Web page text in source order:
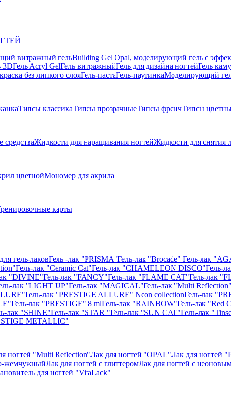
витражный гельBuilding Gel Opal, моделирующий гель с
3DГель Acryl GelГель витражныйГель для дизайна ногтейГель
без липкого слояГель-пастаГель-паутинкаМоделирующий
Типсы классикаТипсы прозрачныеТипсы френчТипсы
Жидкости для наращивания ногтейЖидкости для снятия
цветнойМономер для акрила
карты
гель-лаковГель -лак "PRISMA"Гель-лак "Brocade" Гель-лак
Гель-лак "Ceramic Cat"Гель-лак "CHAMELEON DISCO"Гель-
"DIVINE"Гель-лак "FANCY"Гель-лак "FLAME CAT"Гель-лак
лак "LIGHT UP"Гель-лак "MAGICAL"Гель-лак "Multi Reflection"
Гель-лак "PRESTIGE ALLURE" Neon collectionГель-лак
Гель-лак "PRESTIGE" 8 mlГель-лак "RAINBOW"Гель-лак "Red
лак "SHINE"Гель-лак "STAR "Гель-лак "SUN CAT"Гель-лак
METALLIC"
ногтей "Multi Reflection"Лак для ногтей "OPAL"Лак для ногтей
жемчужныйЛак для ногтей с глиттеромЛак для ногтей с
для ногтей "VitaLack"